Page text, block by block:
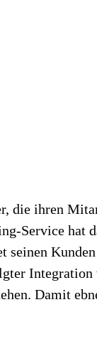
die ihren
Service hat
seinen
Integration
Damit